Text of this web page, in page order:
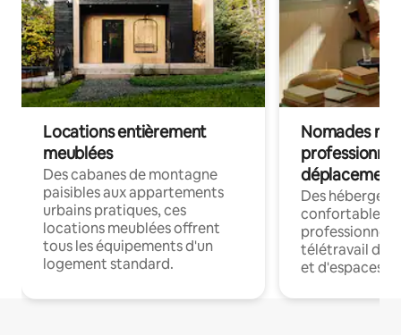
Locations entièrement
meublées
Des cabanes de montagne
paisibles aux appartements
urbains pratiques, ces
locations meublées offrent
tous les équipements d'un
logement standard.
Nomades
déplacement
Des
confortables
professionnels
télétravail
et d'espaces